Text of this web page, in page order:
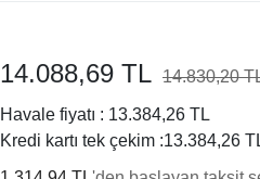
14.088,69 TL 14.830,20
Havale fiyatı : 13.384,26 TL
Kredi kartı tek çekim :13.384,26